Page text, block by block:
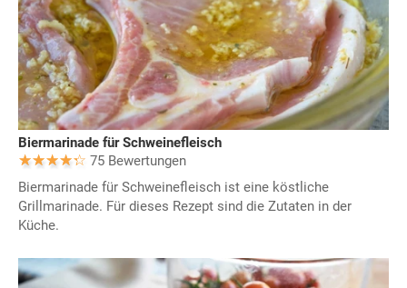
Biermarinade für Schweinefleisch
75 Bewertungen
Biermarinade für Schweinefleisch ist eine köstliche
Grillmarinade. Für dieses Rezept sind die Zutaten in der
Küche.